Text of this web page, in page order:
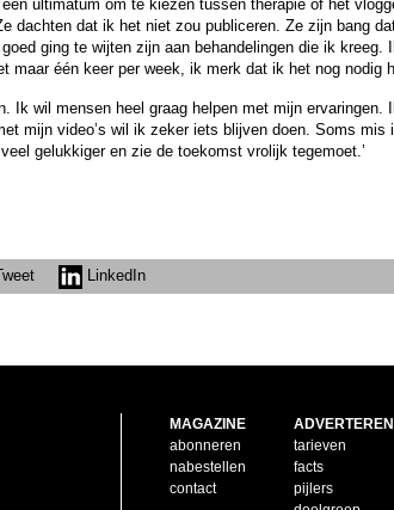
ultimatum om te kiezen tussen therapie of het
dachten dat ik het niet zou publiceren. Ze zijn bang
ging te wijten zijn aan behandelingen die ik kreeg.
maar één keer per week, ik merk dat ik het nog nodig
Ik wil mensen heel graag helpen met mijn ervaringen.
mijn video’s wil ik zeker iets blijven doen. Soms mis
gelukkiger en zie de toekomst vrolijk tegemoet.’
LinkedIn
MAGAZINE
abonneren
nabestellen
contact
ADVERTEREN
tarieven
facts
pijlers